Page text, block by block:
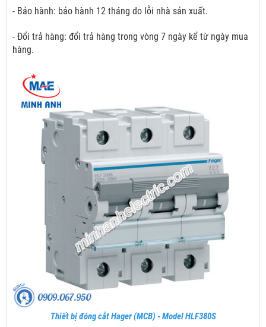
- Bảo hành: bảo hành 12 tháng do lỗi nhà sản xuất.
- Đổi trả hàng: đổi trả hàng trong vòng 7 ngày kể từ ngày mua
hàng.
Thiết bị đóng cắt Hager (MCB) - Model HLF380S